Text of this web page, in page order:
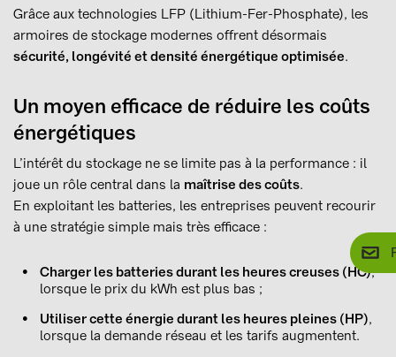
Grâce aux technologies LFP (Lithium-Fer-Phosphate), les
armoires de stockage modernes offrent désormais
sécurité, longévité et densité énergétique optimisée.
Un moyen efficace de réduire les coûts
énergétiques
L’intérêt du stockage ne se limite pas à la performance : il
joue un rôle central dans la maîtrise des coûts.
En exploitant les batteries, les entreprises peuvent recourir
à une stratégie simple mais très efficace :
Charger les batteries durant les heures creuses (HC),
lorsque le prix du kWh est plus bas ;
Utiliser cette énergie durant les heures pleines (HP),
lorsque la demande réseau et les tarifs augmentent.